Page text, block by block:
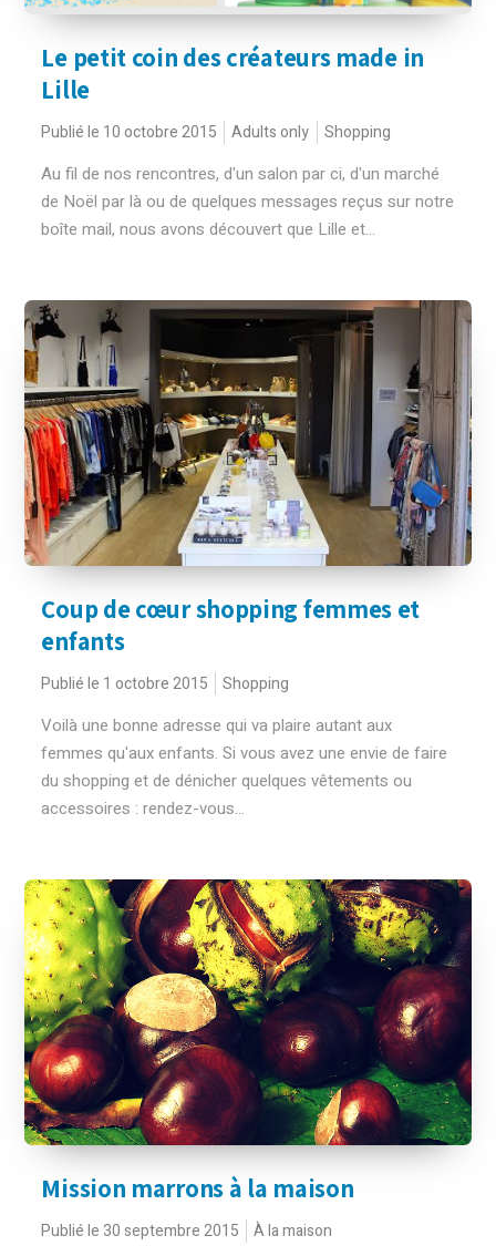
Le petit coin des créateurs made in
Lille
Publié le 10 octobre 2015 Adults only Shopping
Au fil de nos rencontres, d'un salon par ci, d'un marché
de Noël par là ou de quelques messages reçus sur notre
boîte mail, nous avons découvert que Lille et...
Coup de cœur shopping femmes et
enfants
Publié le 1 octobre 2015 Shopping
Voilà une bonne adresse qui va plaire autant aux
femmes qu'aux enfants. Si vous avez une envie de faire
du shopping et de dénicher quelques vêtements ou
accessoires : rendez-vous...
Mission marrons à la maison
Publié le 30 septembre 2015 À la maison